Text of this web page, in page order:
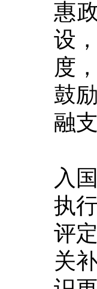
惠
设
度
鼓
融
入
执
评
关